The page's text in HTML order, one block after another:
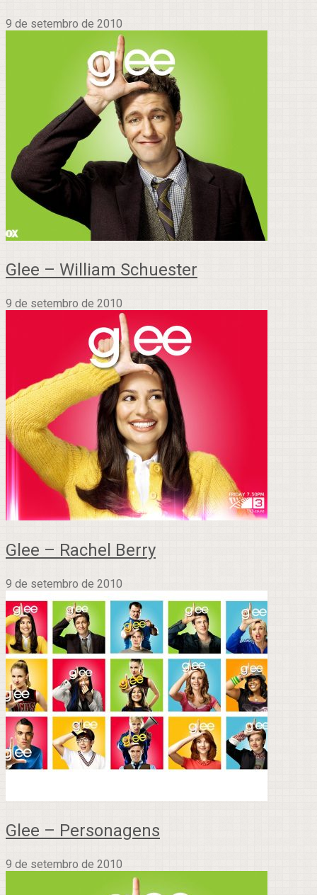
9 de setembro de 2010
Glee – William Schuester
9 de setembro de 2010
Glee – Rachel Berry
9 de setembro de 2010
Glee – Personagens
9 de setembro de 2010